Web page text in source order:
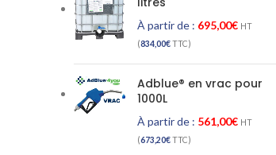
À partir de : 695,00€ HT
(834,00€TTC)
Adblue® en vrac pour
1000L
À partir de : 561,00€ HT
(673,20€TTC)